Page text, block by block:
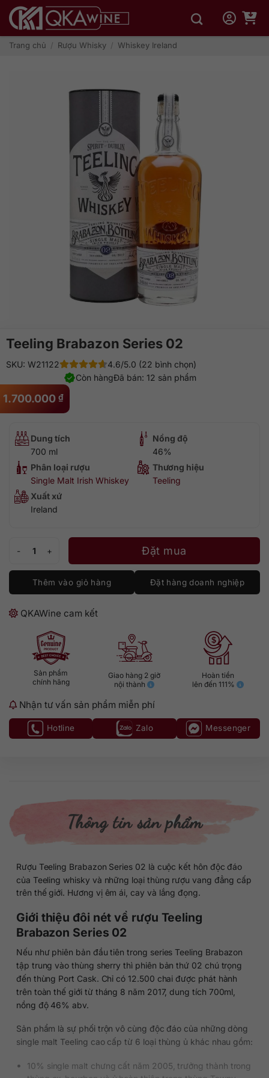
qua
dungTrang chủ / Rượu Whisky / Whiskey Ireland
Teeling Brabazon Series 02
1.700.000 ₫
SKU: W21122
4.6/5.0 (22 bình chọn)
Đã bán: 12 sản phẩm
Còn hàng
Dung tích
700 ml
Nồng độ
46%
Phân loại rượu
Single Malt Irish Whiskey
Thương hiệu
Teeling
Xuất xứ
Ireland
Teeling Brabazon Series 02 số lượngĐặt mua
Thêm vào giỏ hàng Đặt hàng doanh nghiệp
QKAWine cam kết
Sản phẩm
chính hãng
Giao hàng 2 giờ
nội thành
Hoàn tiền
lên đến 111%
Nhận tư vấn sản phẩm miễn phí
Hotline Zalo Messenger
Thông tin sản phẩm
Rượu Teeling Brabazon Series 02 là cuộc kết hôn độc đáo
của Teeling whisky và những loại thùng rượu vang đẳng cấp
trên thế giới. Hương vị êm ái, cay và lắng đọng.
Giới thiệu đôi nét về rượu Teeling
Brabazon Series 02
Nếu như phiên bản đầu tiên trong series Teeling Brabazon
tập trung vào thùng sherry thì phiên bản thứ 02 chú trọng
đến thùng Port Cask. Chỉ có 12.500 chai được phát hành
trên toàn thế giới từ tháng 8 năm 2017, dung tích 700ml,
nồng độ 46% abv.
Sản phẩm là sự phối trộn vô cùng độc đáo của những dòng
single malt Teeling cao cấp từ 6 loại thùng ủ khác nhau gồm:
10% single malt chưng cất năm 2005, trưởng thành trong